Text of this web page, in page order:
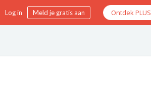
Log in Meld je gratis aan Ontdek PLUS